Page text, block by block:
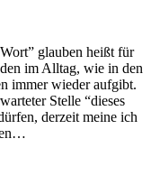
glauben heißt für
im Alltag, wie in den
immer wieder aufgibt.
Stelle “dieses
derzeit meine ich